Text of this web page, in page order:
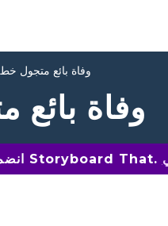
وفاة بائع متجول
وفاة
انضم إلى ملايين المعلمين على Storyboard That.